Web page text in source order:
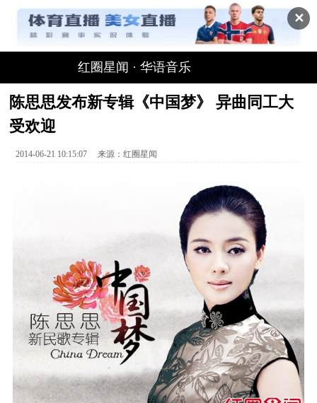
✕
红圈星闻 ·华语音乐
陈思思发布新专辑《中国梦》 异曲同工大
受欢迎
2014-06-21 10:15:07 来源：红圈星闻